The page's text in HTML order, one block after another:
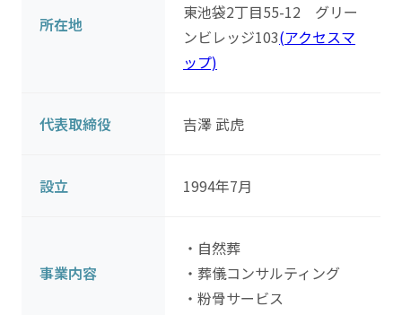
所在地
東池袋2丁目55-12 グリー
ンビレッジ103(アクセスマ
ップ)
代表取締役 吉澤 武虎
設立 1994年7月
事業内容
・自然葬
・葬儀コンサルティング
・粉骨サービス